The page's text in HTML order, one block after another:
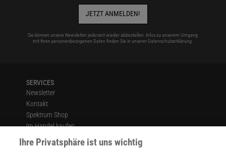
JETZT ANMELDEN!
Sie können unsere Newsletter jederzeit wieder abbestellen. Infos zu unserem Umgang
mit Ihren personenbezogenen Daten finden Sie in unserer Datenschutzerklärung.
SERVICES
Newsletter
Kontakt
Spektrum Shop
Im Handel kaufen
Presse
Verträge kündigen
Ihre Privatsphäre ist uns wichtig